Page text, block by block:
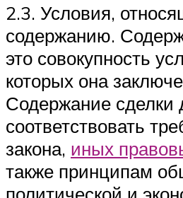
2.3. Условия,
содержанию.
это совокупность
которых она
Содержание сделки
соответствовать
закона, иных
также принципам